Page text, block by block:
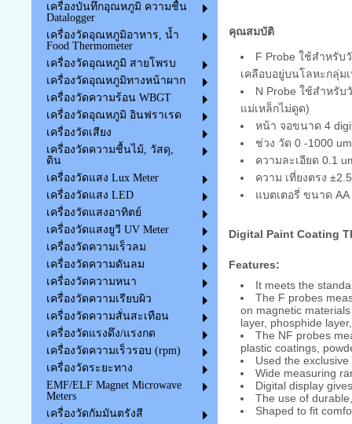
เครื่องบันทึกอุณหภูมิ ความชื้น
Datalogger
เครื่องวัดอุณหภูมิอาหาร, น้ำ
Food Thermometer
เครื่องวัดอุณหภูมิ สายโพรบ
เครื่องวัดอุณหภูมิทางหน้าผาก
เครื่องวัดความร้อน WBGT
เครื่องวัดอุณหภูมิ อินฟราเรด
เครื่องวัดเสียง
เครื่องวัดความชื้นไม้, วัสดุ,
ดิน
เครื่องวัดแสง Lux Meter
เครื่องวัดแสง LED
เครื่องวัดแสงอาทิตย์
เครื่องวัดแสงยูวี UV Meter
เครื่องวัดความเร็วลม
เครื่องวัดความดันลม
เครื่องวัดความหนา
เครื่องวัดความเรียบผิว
เครื่องวัดความสั่นสะเทือน
เครื่องวัดแรงดึง/แรงกด
เครื่องวัดความเร็วรอบ (rpm)
เครื่องวัดระยะทาง
EMF/ELF Magnet Microwave
Meters
เครื่องวัดกัมมันตรังสี
คุณสมบัติ
F Probe ใช้สำหรับ
เคลือบอยู่บนโลหะกลุ่ม
N Probe ใช้สำหรั
แม่เหล็กไม่ดูด)
หน้า จอขนาด 4
ช่วง วัด 0 -1000
ความละเอียด 0.1
ความ เที่ยงตรง
แบตเตอรี่ ขนาด
Digital Paint Coating
Features:
It meets the
The F probes
on magnetic
layer, phosphide
The NF probes
plastic coatings,
Used the
Wide measuring
Digital display
The use of
Shaped to fit